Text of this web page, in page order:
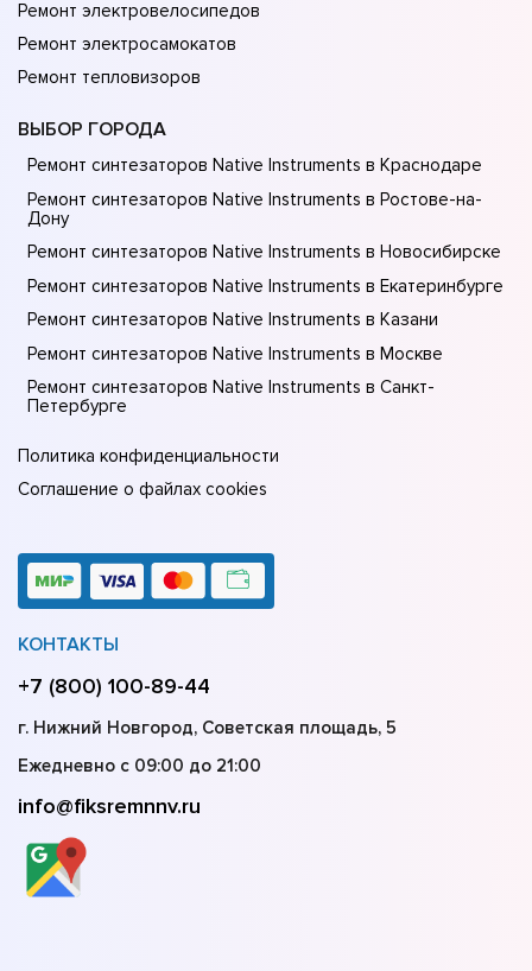
Ремонт электровелосипедов
Ремонт электросамокатов
Ремонт тепловизоров
ВЫБОР ГОРОДА
Ремонт синтезаторов Native Instruments в Краснодаре
Ремонт синтезаторов Native Instruments в Ростове-на-
Донy
Ремонт синтезаторов Native Instruments в Новосибирске
Ремонт синтезаторов Native Instruments в Екатеринбурге
Ремонт синтезаторов Native Instruments в Казани
Ремонт синтезаторов Native Instruments в Москве
Ремонт синтезаторов Native Instruments в Санкт-
Петербурге
Политика конфиденциальности
Соглашение о файлах cookies
КОНТАКТЫ
+7 (800) 100-89-44
г. Нижний Новгород, Советская площадь, 5
Ежедневно с 09:00 до 21:00
info@fiksremnnv.ru